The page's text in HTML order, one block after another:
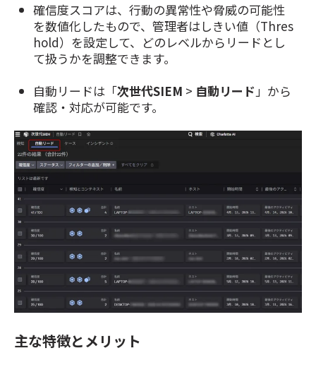
確信度スコアは、行動の異常性や脅威の可能性
を数値化したもので、管理者はしきい値（Thres
hold）を設定して、どのレベルからリードとし
て扱うかを調整できます。
自動リードは「次世代SIEM > 自動リード 」から
確認・対応が可能です。
主な特徴とメリット